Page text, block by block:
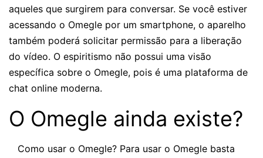
aqueles que surgirem para conversar. Se você estiver
acessando o Omegle por um smartphone, o aparelho
também poderá solicitar permissão para a liberação
do vídeo. O espiritismo não possui uma visão
específica sobre o Omegle, pois é uma plataforma de
chat online moderna.
O Omegle ainda existe?
Como usar o Omegle? Para usar o Omegle basta